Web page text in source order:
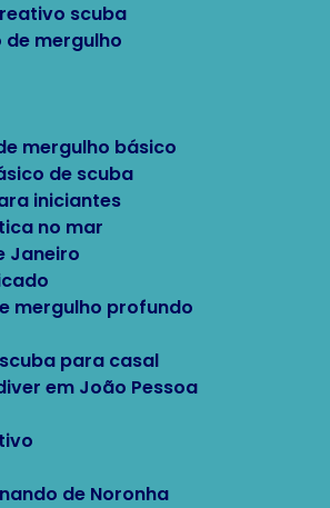
scuba
de mergulho
mergulho básico
de scuba
iniciantes
no mar
Janeiro
mergulho profundo
scuba para casal
diver em João Pessoa
de Noronha